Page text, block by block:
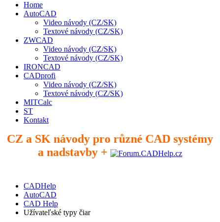
Home
AutoCAD
Video návody (CZ/SK)
Textové návody (CZ/SK)
ZWCAD
Video návody (CZ/SK)
Textové návody (CZ/SK)
IRONCAD
CADprofi
Video návody (CZ/SK)
Textové návody (CZ/SK)
MITCalc
ST
Kontakt
CZ a SK návody pro různé CAD systémy
a nadstavby +
CADHelp
AutoCAD
CAD Help
Užívateľské typy čiar